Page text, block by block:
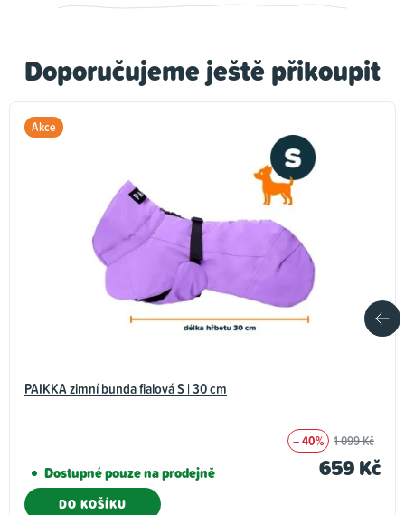
Doporučujeme ještě přikoupit
Akce
PAIKKA zimní bunda fialová S | 30 cm
Dostupné pouze na prodejně
– 40% 1 099 Kč
659 Kč
DO KOŠÍKU